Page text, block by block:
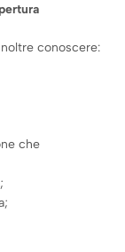
conoscere:
che